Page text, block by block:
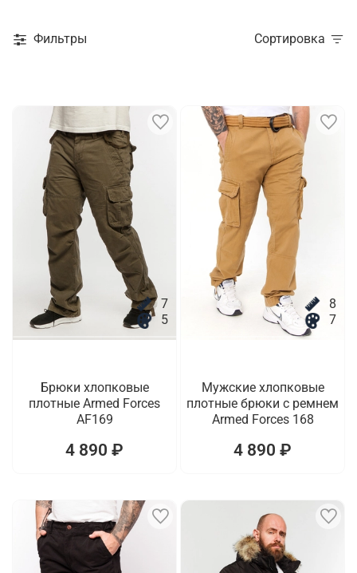
Фильтры Сортировка
7
5
Брюки хлопковые
плотные Armed Forces
AF169
4 890 ₽
8
7
Мужские хлопковые
плотные брюки с ремнем
Armed Forces 168
4 890 ₽